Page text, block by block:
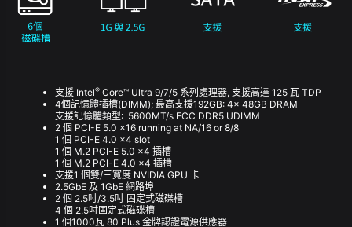
支援 Intel® Core™ Ultra 9/7/5 系列處理器, 支援高達 125 瓦 TDP
4個記憶體插槽(DIMM); 最高支援192GB: 4x 48GB DRAM
支援記憶體類型: 5600MT/s ECC DDR5 UDIMM
2 個 PCI-E 5.0 x16 running at NA/16 or 8/8
1 個 PCI-E 4.0 x4 slot
1 個 M.2 PCI-E 5.0 x4 插槽
1 個 M.2 PCI-E 4.0 x4 插槽
支援1 個雙/三寬度 NVIDIA GPU 卡
2.5GbE 及 1GbE 網路埠
2 個 2.5吋/3.5吋 固定式磁碟槽
4 個 2.5吋固定式磁碟槽
1 個1000瓦 80 Plus 金牌認證電源供應器